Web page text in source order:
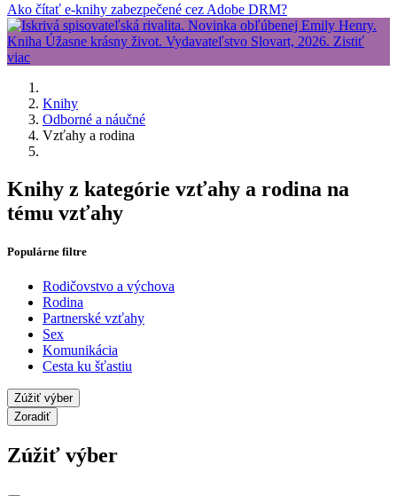
Ako čítať e-knihy zabezpečené cez Adobe DRM?
Knihy
Odborné a náučné
Vzťahy a rodina
Knihy z kategórie vzťahy a rodina na
tému vzťahy
Populárne filtre
Rodičovstvo a výchova
Rodina
Partnerské vzťahy
Sex
Komunikácia
Cesta ku šťastiu
Zúžiť výber
Zoradiť
Zúžiť výber